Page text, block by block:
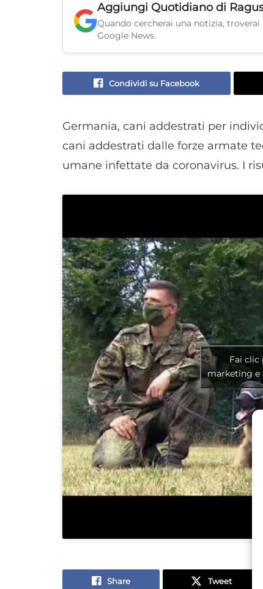
Aggiungi Quotidiano di
Quando cercherai una notizia,
Google News.
Condividi su Facebook
Germania, cani addestrati per
cani addestrati dalle forze armate
umane infettate da coronavirus. I
Fai clic
marketing e
Share Tweet